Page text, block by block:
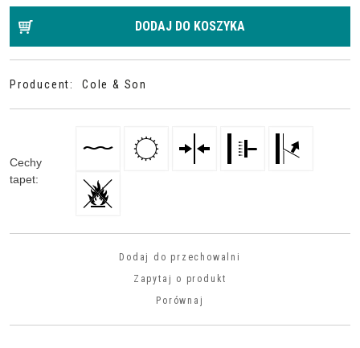
DODAJ DO KOSZYKA
Producent: Cole & Son
Cechy
tapet:
Dodaj do przechowalni
Zapytaj o produkt
Porównaj